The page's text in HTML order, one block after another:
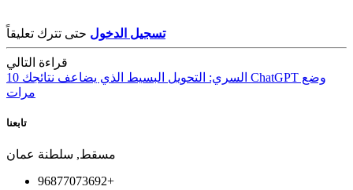
تسجيل الدخول حتى تترك تعليقاً
قراءة التالي
‫وضع ChatGPT السري: التحويل البسيط الذي يضاعف نتائجك 10
تابعنا
مسقط, سلطنة عمان
96877073692+